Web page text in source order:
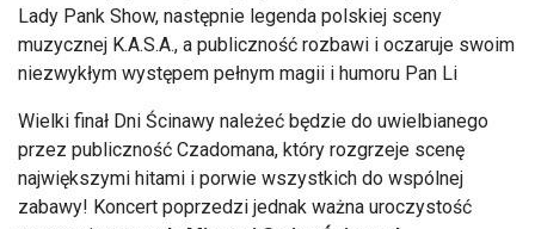
Lady Pank Show, następnie legenda polskiej sceny
muzycznej K.A.S.A., a publiczność rozbawi i oczaruje swoim
niezwykłym występem pełnym magii i humoru Pan Li
Wielki finał Dni Ścinawy należeć będzie do uwielbianego
przez publiczność Czadomana, który rozgrzeje scenę
największymi hitami i porwie wszystkich do wspólnej
zabawy! Koncert poprzedzi jednak ważna uroczystość